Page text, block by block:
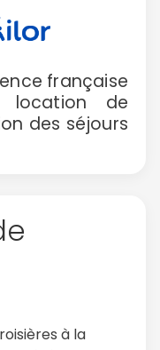
française
location de
des séjours
à la